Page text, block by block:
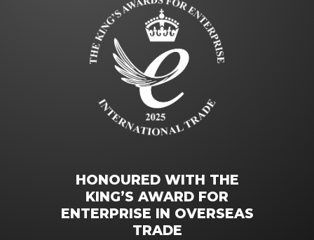
HONOURED WITH THE
KING’S AWARD FOR
ENTERPRISE IN OVERSEAS
TRADE